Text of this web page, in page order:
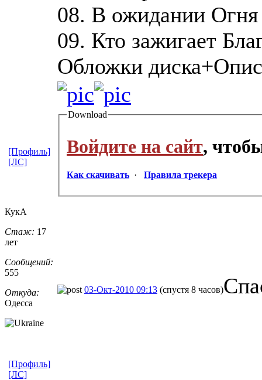
08. В ожидании Огня
09. Кто зажигает
Обложки
Download
Войдите на сайт,
Как скачивать · Правила трекера
[Профиль]
[ЛС]
КукА
Стаж: 17
лет
Сообщений:
555
Откуда:
Одесса
03-Окт-2010 09:13 (спустя 8 часов)
[Профиль]
[ЛС]